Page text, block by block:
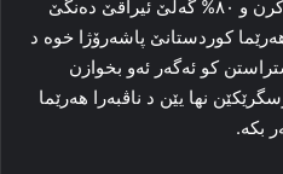
ده‌ستوورا ئیراقێ دا هاتیه‌ پێناسه‌کرن و ٨٠% گه‌لێ ئیراقێ ده‌نگێ
کوردستانێ پاشه‌رۆژا خوه‌ د
کو ئه‌گه‌ر ئه‌و بخوازن
نها یێن د ناڤبه‌را هه‌رێما
بکه‌.